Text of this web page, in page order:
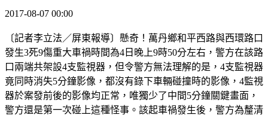
2017-08-07 00:00
〔記者李立法／屏東報導〕懸奇！萬丹鄉和平西路與西環路口
發生3死9傷重大車禍時間為4日晚上9時50分左右，警方在該路
口兩端共架設4支監視器，但令警方無法理解的是，4支監視器
竟同時消失5分鐘影像，都沒有錄下車輛碰撞時的影像，4監視
器於案發前後的影像均正常，唯獨少了中間5分鐘關鍵畫面，
警方還是第一次碰上這種怪事。該起車禍發生後，警方為釐清